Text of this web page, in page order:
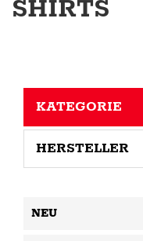
SHIRTS
KATEGORIE
HERSTELLER
NEU